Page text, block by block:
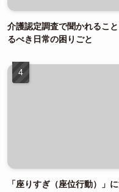
介護認定調査で聞かれるこ
るべき日常の困りごと
「座りすぎ（座位行動）」